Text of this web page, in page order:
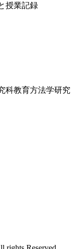
授業記録
科教育方法学研究